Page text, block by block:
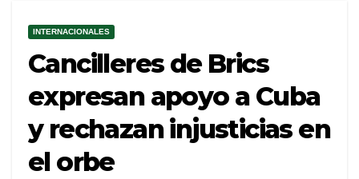
INTERNACIONALES
Cancilleres de Brics
expresan apoyo a Cuba
y rechazan injusticias en
el orbe